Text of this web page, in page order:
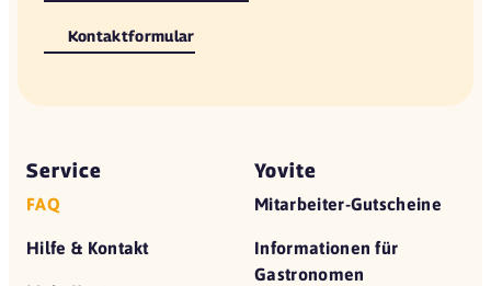
Kontaktformular
Service
FAQ
Hilfe & Kontakt
Yovite
Mitarbeiter-Gutscheine
Informationen für
Gastronomen